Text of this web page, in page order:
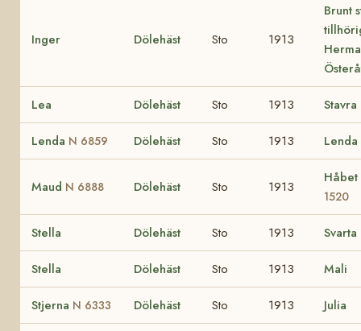
Inger Dölehäst Sto 1913
Brunt
Lea Dölehäst Sto 1913 Stavra
Lenda N 6859 Dölehäst Sto 1913 Lenda
Maud N 6888 Dölehäst Sto 1913
Håbet
1520
Stella Dölehäst Sto 1913 Svarta
Stella Dölehäst Sto 1913 Mali
Stjerna N 6333 Dölehäst Sto 1913 Julia